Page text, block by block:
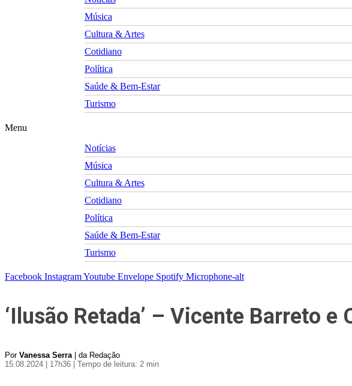
Música
Cultura & Artes
Cotidiano
Política
Saúde & Bem-Estar
Turismo
Menu
Notícias
Música
Cultura & Artes
Cotidiano
Política
Saúde & Bem-Estar
Turismo
Facebook InstagramYoutube Envelope Spotify Microphone-alt
‘Ilusão Retada’ – Vicente Barreto
Por Vanessa Serra| da Redação
15.08.2024 | 17h36
| Tempo de leitura: 2 min